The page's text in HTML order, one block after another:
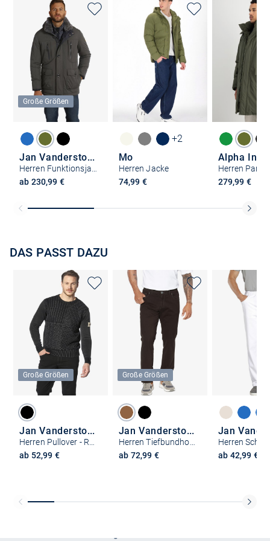
Große Größen
Jan Vanderstorm
ab 230,99 €
+2
Mo
Herren Jacke
74,99 €
Alpha
279,99 €
DAS PASST DAZU
Große Größen
Jan Vanderstorm
Herren Pullover - RABBE
ab 52,99 €
Große Größen
Jan Vanderstorm
Herren Tiefbundhose - SKANNI
ab 72,99 €
ab 42,99 €